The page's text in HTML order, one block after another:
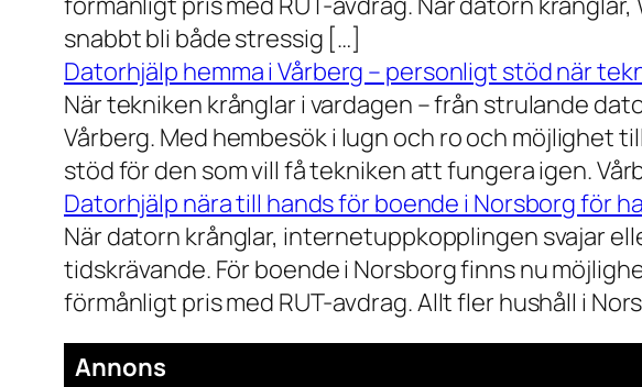
snabbt bli både stressig […]
Datorhjälp hemma i Vårberg – personligt stöd när
När tekniken krånglar i vardagen – från strulande
Vårberg. Med hembesök i lugn och ro och möjlighet
stöd för den som vill få tekniken att fungera igen.
Datorhjälp nära till hands för boende i Norsborg för
När datorn krånglar, internetuppkopplingen svajar
tidskrävande. För boende i Norsborg finns nu
förmånligt pris med RUT-avdrag. Allt fler hushåll i
Annons